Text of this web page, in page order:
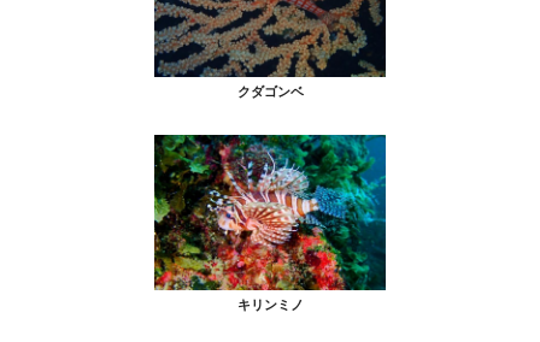
クダゴンベ
キリンミノ